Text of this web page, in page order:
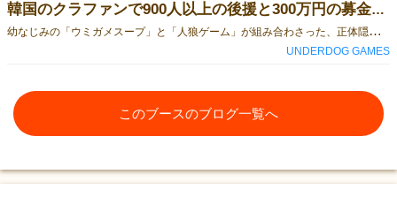
韓国のクラファンで900人以上の後援と300万円の募金を達成した大ヒットプロジェクト！
幼
なじみの「ウミガメスープ」と「人狼ゲーム」が組み合わさった、正体隠し系ゲーム！今回の日本語版は拡張カード9枚が追加された合本版になります。お楽しみに！――――― ある夜更け。囚徒たちの暴動を起こし、刑務所が狂気に襲われました。悲惨な殺戮の現場、ある一人の刑務官が囚徒服に着替え、囚徒であるあなたたちの間に隠れて演じています。囚徒たちはそのネズミを捕まえなければならず、刑務官は囚徒たちの疑いを避けて生き残らなければなりません。刑務官は生き残ることができるでしょうか？
UNDERDOG GAMES
このブースのブログ一覧へ